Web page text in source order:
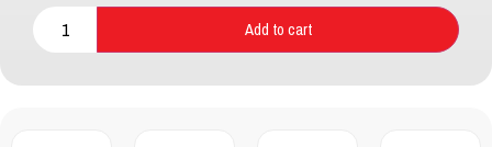
Add to cart